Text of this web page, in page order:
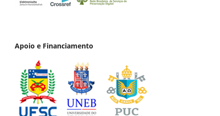
Apoio e Financiamento